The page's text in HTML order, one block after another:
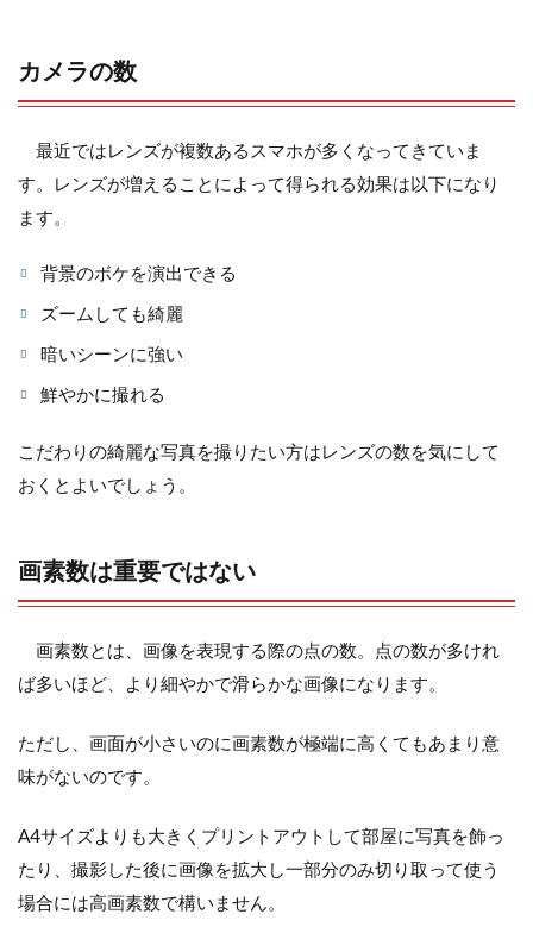
カメラの数
最近ではレンズが複数あるスマホが多くなってきていま
す。レンズが増えることによって得られる効果は以下になり
ます。
背景のボケを演出できる
ズームしても綺麗
暗いシーンに強い
鮮やかに撮れる
こだわりの綺麗な写真を撮りたい方はレンズの数を気にして
おくとよいでしょう。
画素数は重要ではない
画素数とは、画像を表現する際の点の数。点の数が多けれ
ば多いほど、より細やかで滑らかな画像になります。
ただし、画面が小さいのに画素数が極端に高くてもあまり意
味がないのです。
A4サイズよりも大きくプリントアウトして部屋に写真を飾っ
たり、撮影した後に画像を拡大し一部分のみ切り取って使う
場合には高画素数で構いません。